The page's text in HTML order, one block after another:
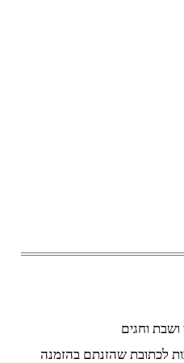
לכתובת שהזנתם בהזמנה